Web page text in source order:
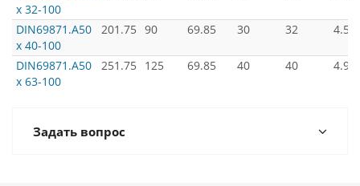
х 32-100
DIN69871.А50
х 40-100
201.75 90 69.85 30 32 4.54
DIN69871.А50
х 63-100
251.75 125 69.85 40 40 4.90
Задать вопрос